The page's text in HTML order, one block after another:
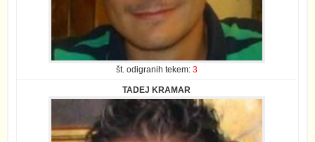
št. odigranih tekem: 3
TADEJ KRAMAR